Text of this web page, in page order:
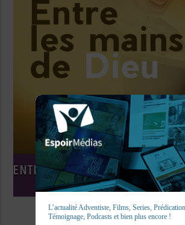
ENTRE LES MAINS DE DIEU
L’actualité Adventiste, Films, Series,
Témoignage, Podcasts et bien plus encore !